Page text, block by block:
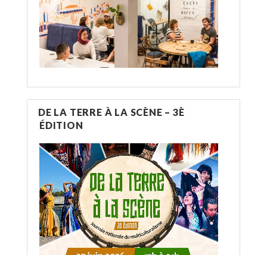
DE LA TERRE À LA SCÈNE – 3È
ÉDITION